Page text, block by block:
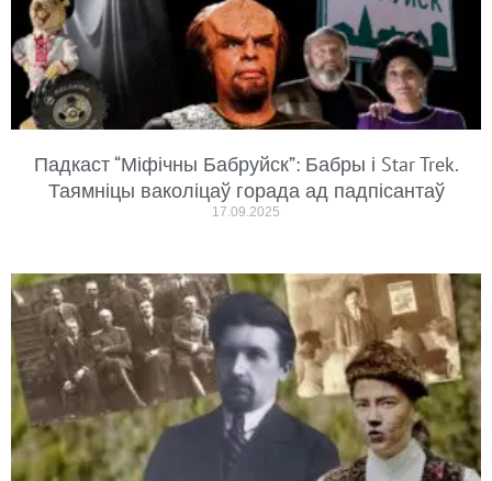
Падкаст “Міфічны Бабруйск”: Бабры і Star Trek.
Таямніцы ваколіцаў горада ад падпісантаў
17.09.2025